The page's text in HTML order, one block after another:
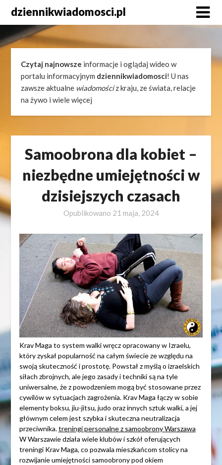
content
dziennikwiadomosci.pl
Czytaj najnowsze informacje i oglądaj wideo w
portalu informacyjnym dziennikwiadomosci! U nas
zawsze aktualne wiadomościz kraju, ze świata, relacje
na żywo i wiele więcej
Samoobrona dla kobiet –
niezbędne umiejętności w
dzisiejszych czasach
Opublikowano 21 maja, 2024
Krav Maga to system walki wręcz opracowany w Izraelu,
który zyskał popularność na całym świecie ze względu na
swoją skuteczność i prostotę. Powstał z myślą o izraelskich
siłach zbrojnych, ale jego zasady i techniki są na tyle
uniwersalne, że z powodzeniem mogą być stosowane przez
cywilów w sytuacjach zagrożenia. Krav Maga łączy w sobie
elementy boksu, jiu-jitsu, judo oraz innych sztuk walki, a jej
głównym celem jest szybka i skuteczna neutralizacja
przeciwnika.treningi personalne z samoobrony Warszawa
W Warszawie działa wiele klubów i szkół oferujących
treningi Krav Maga, co pozwala mieszkańcom stolicy na
rozwijanie umiejętności samoobrony pod okiem